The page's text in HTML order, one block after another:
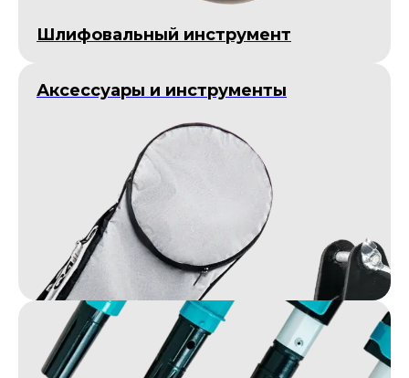
Шлифовальный инструмент
Аксессуары и инструменты